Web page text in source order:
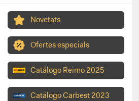
Novetats
Ofertes especials
Catálogo Reimo 2025
Catálogo Carbest 2023